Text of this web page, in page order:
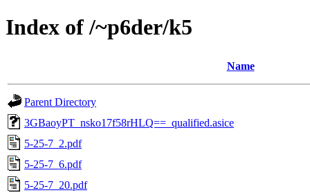
Index of /~p6der/k5
Name
Parent Directory
3GBaoyPT_nsko17f58rHLQ==_qualified.asice
5-25-7_2.pdf
5-25-7_6.pdf
5-25-7_20.pdf